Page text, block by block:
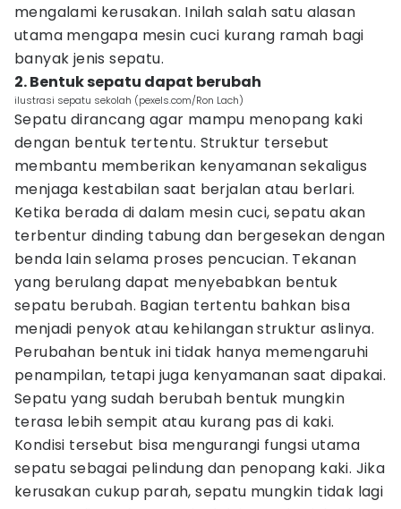
mengalami kerusakan. Inilah salah satu alasan
utama mengapa mesin cuci kurang ramah bagi
banyak jenis sepatu.
2. Bentuk sepatu dapat berubah
ilustrasi sepatu sekolah (pexels.com/Ron Lach)
Sepatu dirancang agar mampu menopang kaki
dengan bentuk tertentu. Struktur tersebut
membantu memberikan kenyamanan sekaligus
menjaga kestabilan saat berjalan atau berlari.
Ketika berada di dalam mesin cuci, sepatu akan
terbentur dinding tabung dan bergesekan dengan
benda lain selama proses pencucian. Tekanan
yang berulang dapat menyebabkan bentuk
sepatu berubah. Bagian tertentu bahkan bisa
menjadi penyok atau kehilangan struktur aslinya.
Perubahan bentuk ini tidak hanya memengaruhi
penampilan, tetapi juga kenyamanan saat dipakai.
Sepatu yang sudah berubah bentuk mungkin
terasa lebih sempit atau kurang pas di kaki.
Kondisi tersebut bisa mengurangi fungsi utama
sepatu sebagai pelindung dan penopang kaki. Jika
kerusakan cukup parah, sepatu mungkin tidak lagi